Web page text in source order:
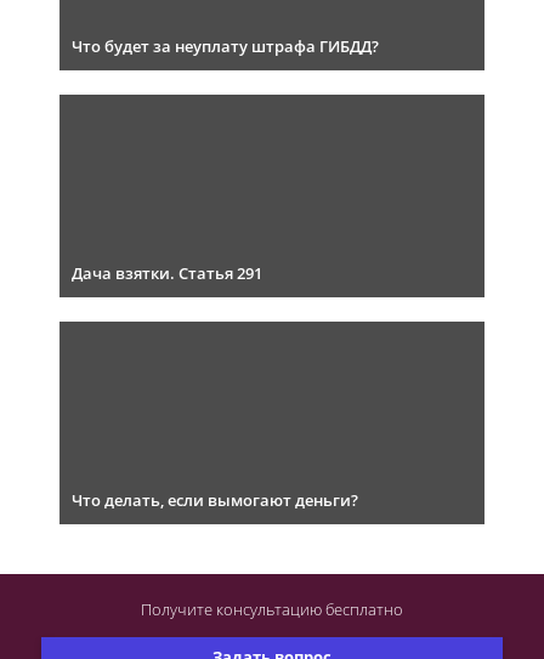
Что будет за неуплату штрафа ГИБДД?
Дача взятки. Статья 291
Что делать, если вымогают деньги?
Получите консультациюбесплатно